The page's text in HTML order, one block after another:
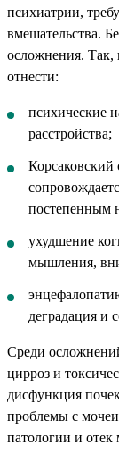
психиатрии,
вмешательства.
осложнения. Так,
отнести:
психические
расстройства;
постепенным
ухудшение
мышления,
деградация и
Среди
цирроз и
дисфункция
проблемы с
патологии и отек